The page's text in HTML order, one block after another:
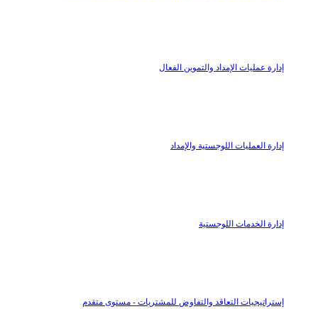
إدارة‭ ‬عمليات الإمداد والتموين الفعال
إدارة العمليات اللوجستية والإمداد
إدارة الخدمات اللوجستية
إستراتيجيات التعاقد والتفاوض للمشتريات - مستوى متقدم